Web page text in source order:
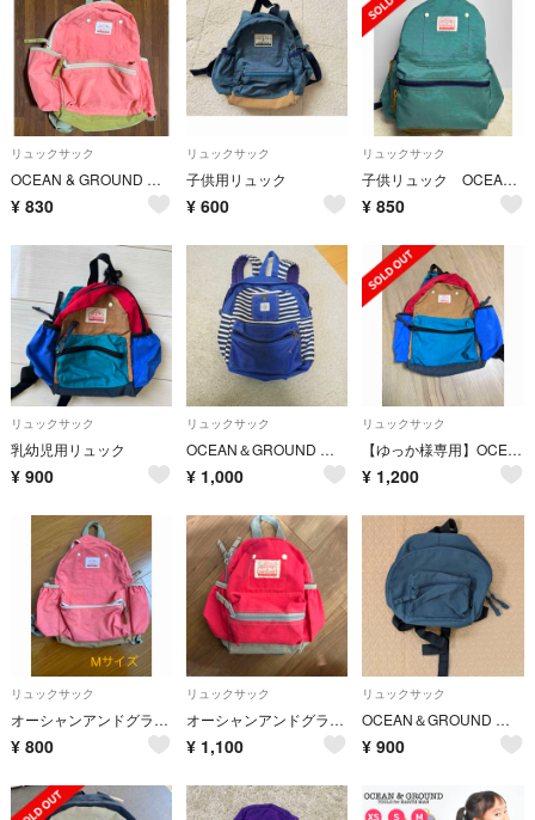
リュックサック
OCEAN & GROUND キッズリュック Mサイズ ピンク
¥ 830
リュックサック
子供用リュック
¥ 600
リュックサック
子供リュック OCEAN&GROUND グリーン M ナイロン
¥ 850
リュックサック
乳幼児用リュック
¥ 900
リュックサック
OCEAN＆GROUND リュックサック
¥ 1,000
リュックサック
【ゆっか様専用】OCEAN&GROUND キッズ リュック
¥ 1,200
リュックサック
オーシャンアンドグラウンド（Ocean&Ground） リュック Mサイズ
¥ 800
リュックサック
オーシャンアンドグランドPKリュックXS
¥ 1,100
リュックサック
OCEAN＆GROUND リュック
¥ 900